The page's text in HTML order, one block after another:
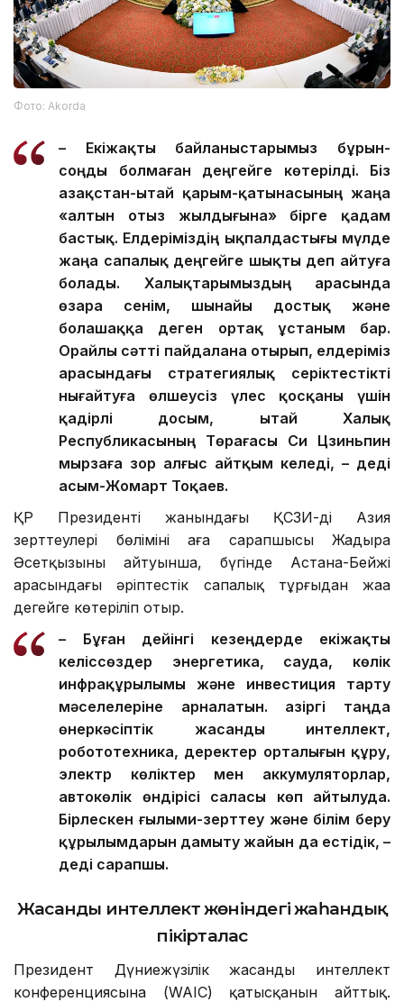
Фото: Аkorda
– Екіжақты байланыстарымыз бұрын-
соңды болмаған деңгейге көтерілді. Біз
Қазақстан-Қытай қарым-қатынасының жаңа
«алтын отыз жылдығына» бірге қадам
бастық. Елдеріміздің ықпалдастығы мүлде
жаңа сапалық деңгейге шықты деп айтуға
болады. Халықтарымыздың арасында
өзара сенім, шынайы достық және
болашаққа деген ортақ ұстаным бар.
Орайлы сәтті пайдалана отырып, елдеріміз
арасындағы стратегиялық серіктестікті
нығайтуға өлшеусіз үлес қосқаны үшін
қадірлі досым, Қытай Халық
Республикасының Төрағасы Си Цзиньпин
мырзаға зор алғыс айтқым келеді, – деді
Қасым-Жомарт Тоқаев.
ҚР Президенті жанындағы ҚСЗИ-дің Азия
зерттеулері бөлімінің аға сарапшысы Жадыра
Әсетқызының айтуынша, бүгінде Астана-Бейжің
арасындағы әріптестік сапалық тұрғыдан жаңа
деңгейге көтеріліп отыр.
– Бұған дейінгі кезеңдерде екіжақты
келіссөздер энергетика, сауда, көлік
инфрақұрылымы және инвестиция тарту
мәселелеріне арналатын. Қазіргі таңда
өнеркәсіптік жасанды интеллект,
робототехника, деректер орталығын құру,
электр көліктер мен аккумуляторлар,
автокөлік өндірісі саласы көп айтылуда.
Бірлескен ғылыми-зерттеу және білім беру
құрылымдарын дамыту жайын да естідік, –
деді сарапшы.
Жасанды интеллект жөніндегі жаһандық
пікірталас
Президент Дүниежүзілік жасанды интеллект
конференциясына (WAIC) қатысқанын айттық.